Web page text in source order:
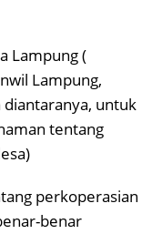
Lampung (
Lampung,
untuk
tentang
perkoperasian
benar